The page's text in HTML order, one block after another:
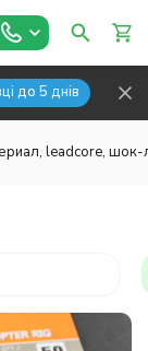
до 5 днів
leadcore,